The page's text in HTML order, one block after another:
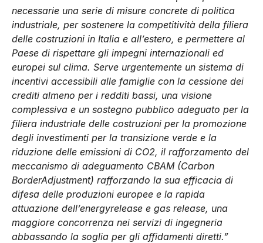
necessarie una serie di misure concrete di politica
industriale, per sostenere la competitività della filiera
delle costruzioni in Italia e all’estero, e permettere al
Paese di rispettare gli impegni internazionali ed
europei sul clima. Serve urgentemente un sistema di
incentivi accessibili alle famiglie con la cessione dei
crediti almeno per i redditi bassi, una visione
complessiva e un sostegno pubblico adeguato per la
filiera industriale delle costruzioni per la promozione
degli investimenti per la transizione verde e la
riduzione delle emissioni di CO2, il rafforzamento del
meccanismo di adeguamento CBAM (Carbon
BorderAdjustment) rafforzando la sua efficacia di
difesa delle produzioni europee e la rapida
attuazione dell’energyrelease e gas release, una
maggiore concorrenza nei servizi di ingegneria
abbassando la soglia per gli affidamenti diretti.”